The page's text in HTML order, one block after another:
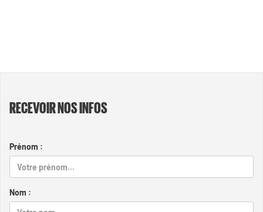
RECEVOIR NOS INFOS
Prénom :
Nom :